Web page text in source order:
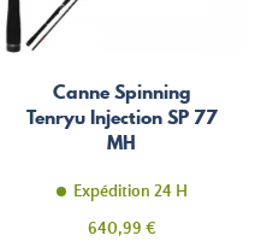
Canne Spinning
Tenryu Injection SP 77
MH
Expédition 24 H
Prix
640,99 €